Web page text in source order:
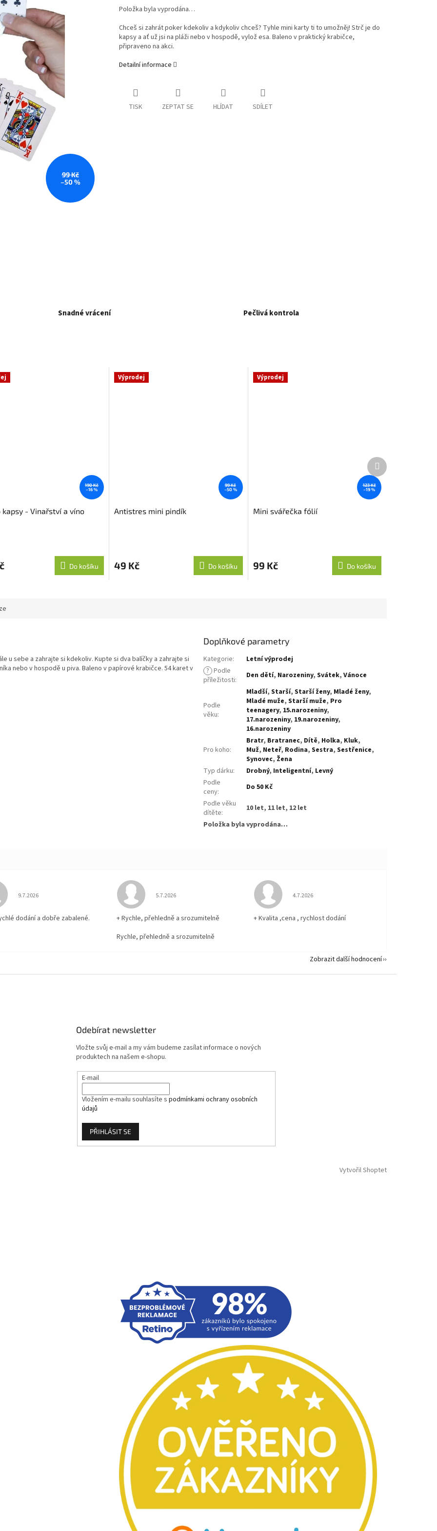
99 Kč
–50 %
Položka byla vyprodána…
Chceš si zahrát poker kdekoliv a kdykoliv chceš? Tyhle mini karty ti to umožněj! Strč je do
kapsy a ať už jsi na pláži nebo v hospodě, vylož esa. Baleno v praktický krabičce,
připraveno na akci.
Detailní informace
TISK ZEPTAT SE HLÍDAT SDÍLET
Snadné vrácení Pečlivá kontrola
190 Kč
–16 %
kapsy - Vinařství a víno
Do košíku
Výprodej
99 Kč
–50 %
Antistres mini pindík
49 Kč Do košíku
Výprodej
123 Kč
–19 %
Mini svářečka fólií
99 Kč Do košíku
Další
produkt
u sebe a zahrajte si kdekoliv. Kupte si dva balíčky a zahrajte si
nebo v hospodě u piva. Baleno v papírové krabičce. 54 karet v
Doplňkové parametry
Kategorie:
Letní výprodej
? Podle
příležitosti: Den dětí, Narozeniny,Svátek,Vánoce
Podle
věku:
Mladší,Starší,Starší ženy, Mladé ženy,
Mladé muže,Starší muže, Pro
teenagery, 15.narozeniny,
17.narozeniny, 19.narozeniny,
16.narozeniny
Pro koho:
Bratr, Bratranec, Dítě, Holka, Kluk,
Muž, Neteř, Rodina,Sestra,Sestřenice,
Synovec, Žena
Typ dárku: Drobný, Inteligentní, Levný
Podle
ceny:
Do 50 Kč
Podle věku
dítěte:
10 let, 11 let, 12 let
Položka byla vyprodána…
Hodnocení obchodu je 5 z 5 hvězdiček.
9.7.2026
dodání a dobře zabalené.
Hodnocení obchodu je 5 z 5 hvězdiček.
5.7.2026
+ Rychle, přehledně a srozumitelně
Rychle, přehledně a srozumitelně
Hodnocení obchodu je 5 z 5 hvězdiček.
4.7.2026
+ Kvalita ,cena , rychlost dodání
Zobrazit další hodnocení
Odebírat newsletter
Vložte svůj e-mail a my vám budeme zasílat informace o nových
produktech na našem e-shopu.
E-mail
Vložením e-mailu souhlasíte s podmínkami ochrany osobních
údajů
PŘIHLÁSIT SE
Vytvořil Shoptet